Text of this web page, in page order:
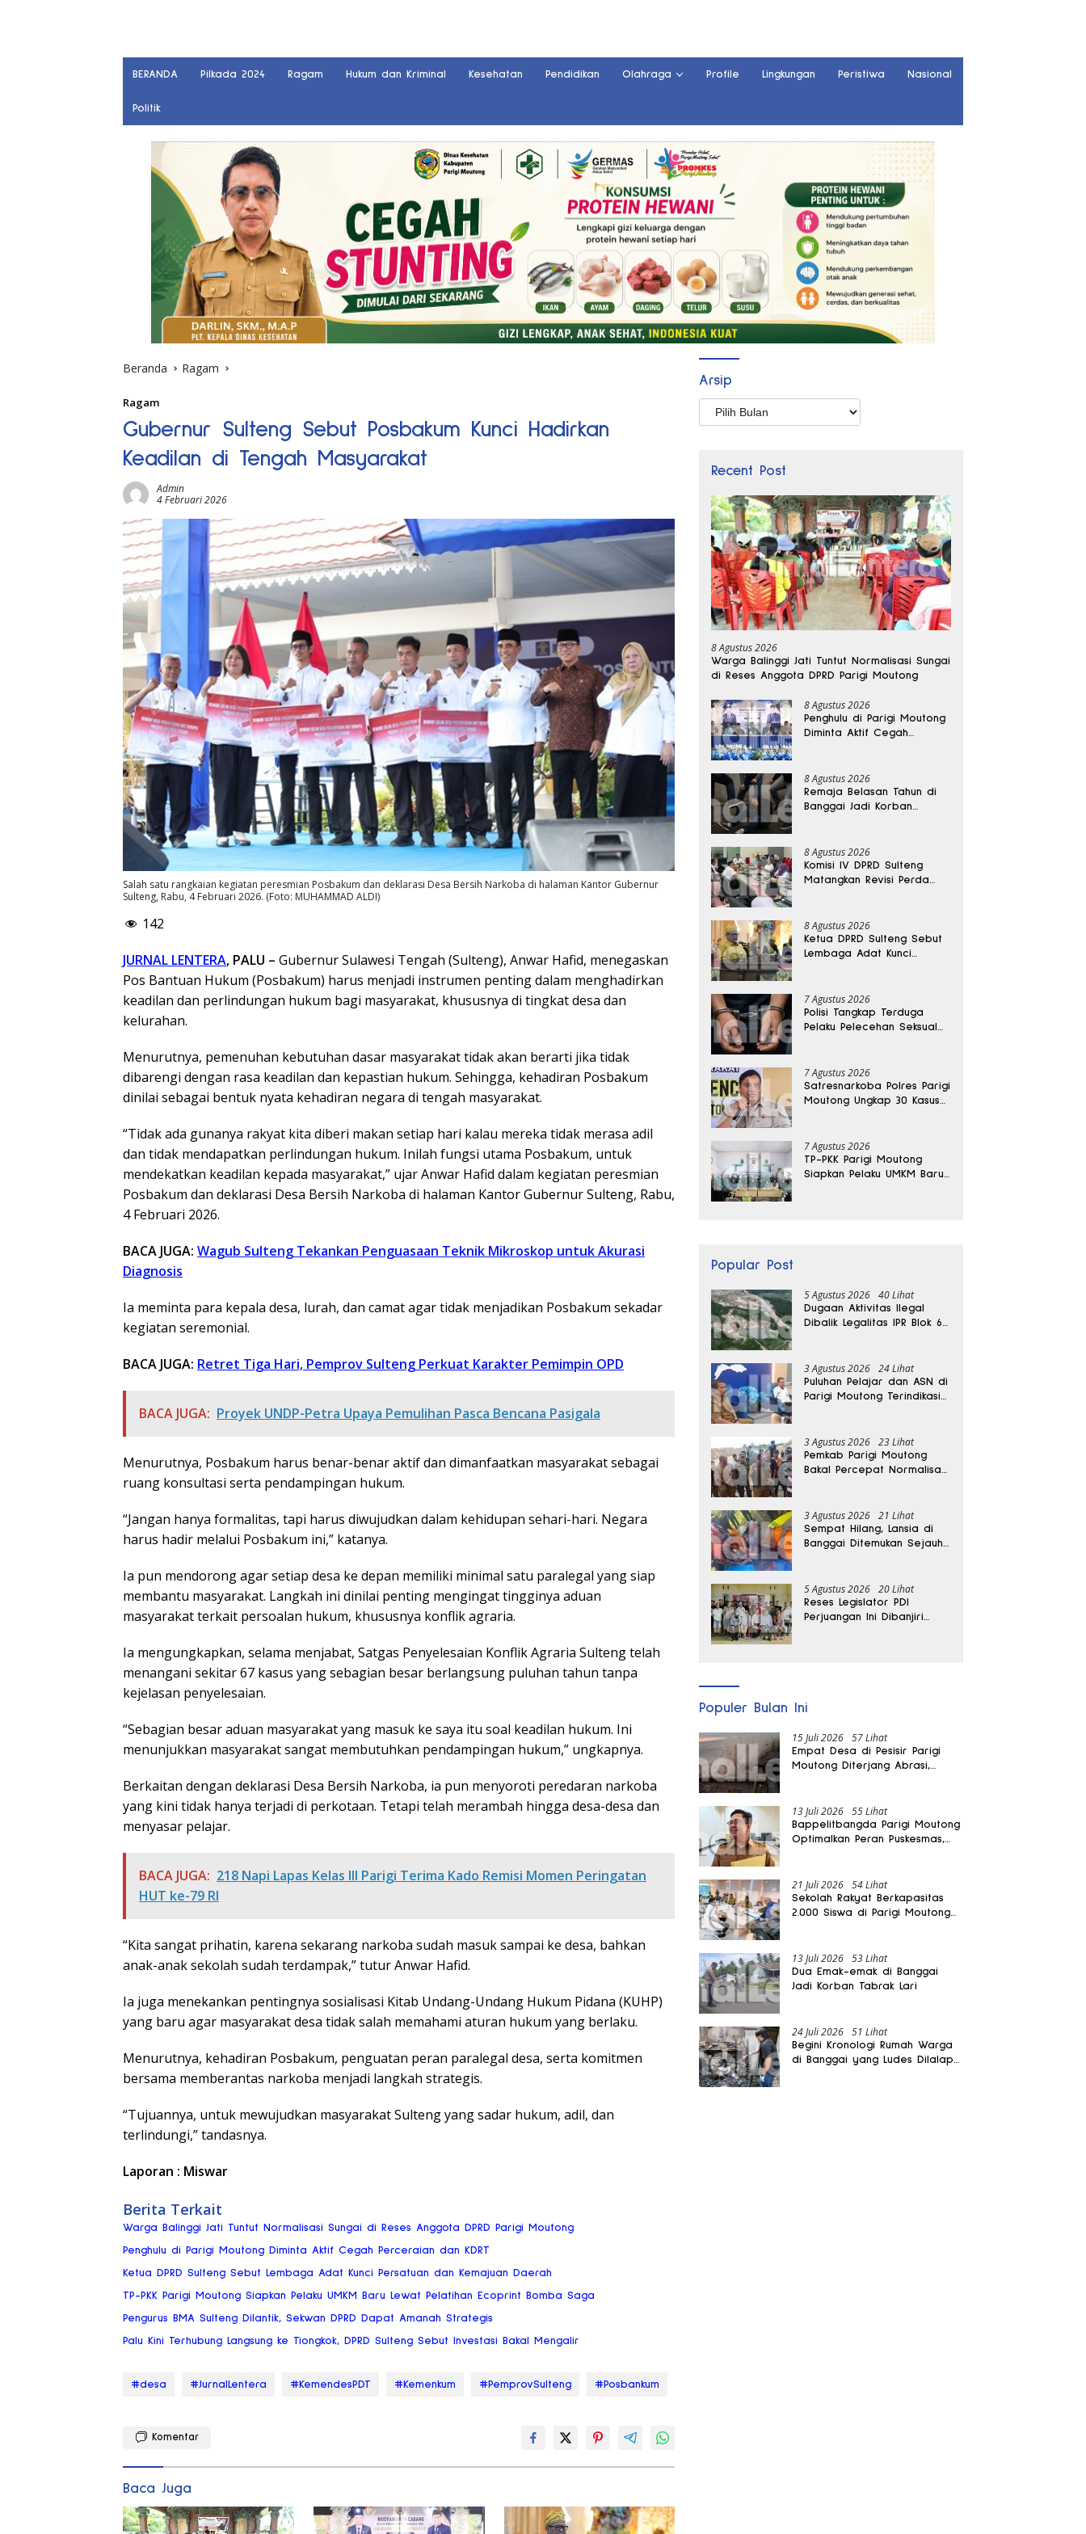
BERANDA Pilkada 2024 Ragam Hukum dan Kriminal Kesehatan Pendidikan Olahraga Profile Lingkungan Peristiwa Nasional
Politik
Beranda Ragam
Ragam
Gubernur Sulteng Sebut Posbakum Kunci Hadirkan
Keadilan di Tengah Masyarakat
Admin
4 Februari 2026
Salah satu rangkaian kegiatan peresmian Posbakum dan deklarasi Desa Bersih Narkoba di halaman Kantor Gubernur
Sulteng, Rabu, 4 Februari 2026. (Foto: MUHAMMAD ALDI)
142
JURNAL LENTERA, PALU – Gubernur Sulawesi Tengah (Sulteng), Anwar Hafid, menegaskan
Pos Bantuan Hukum (Posbakum) harus menjadi instrumen penting dalam menghadirkan
keadilan dan perlindungan hukum bagi masyarakat, khususnya di tingkat desa dan
kelurahan.
Menurutnya, pemenuhan kebutuhan dasar masyarakat tidak akan berarti jika tidak
dibarengi dengan rasa keadilan dan kepastian hukum. Sehingga, kehadiran Posbakum
dinilai sebagai bentuk nyata kehadiran negara di tengah masyarakat.
“Tidak ada gunanya rakyat kita diberi makan setiap hari kalau mereka tidak merasa adil
dan tidak mendapatkan perlindungan hukum. Inilah fungsi utama Posbakum, untuk
mendekatkan keadilan kepada masyarakat,” ujar Anwar Hafid dalam kegiatan peresmian
Posbakum dan deklarasi Desa Bersih Narkoba di halaman Kantor Gubernur Sulteng, Rabu,
4 Februari 2026.
BACA JUGA: Wagub Sulteng Tekankan Penguasaan Teknik Mikroskop untuk Akurasi
Diagnosis
Ia meminta para kepala desa, lurah, dan camat agar tidak menjadikan Posbakum sekadar
kegiatan seremonial.
BACA JUGA: Retret Tiga Hari, Pemprov Sulteng Perkuat Karakter Pemimpin OPD
BACA JUGA: Proyek UNDP-Petra Upaya Pemulihan Pasca Bencana Pasigala
Menurutnya, Posbakum harus benar-benar aktif dan dimanfaatkan masyarakat sebagai
ruang konsultasi serta pendampingan hukum.
“Jangan hanya formalitas, tapi harus diwujudkan dalam kehidupan sehari-hari. Negara
harus hadir melalui Posbakum ini,” katanya.
Ia pun mendorong agar setiap desa ke depan memiliki minimal satu paralegal yang siap
membantu masyarakat. Langkah ini dinilai penting mengingat tingginya aduan
masyarakat terkait persoalan hukum, khususnya konflik agraria.
Ia mengungkapkan, selama menjabat, Satgas Penyelesaian Konflik Agraria Sulteng telah
menangani sekitar 67 kasus yang sebagian besar berlangsung puluhan tahun tanpa
kejelasan penyelesaian.
“Sebagian besar aduan masyarakat yang masuk ke saya itu soal keadilan hukum. Ini
menunjukkan masyarakat sangat membutuhkan pendampingan hukum,” ungkapnya.
Berkaitan dengan deklarasi Desa Bersih Narkoba, ia pun menyoroti peredaran narkoba
yang kini tidak hanya terjadi di perkotaan. Tetapi telah merambah hingga desa-desa dan
menyasar pelajar.
BACA JUGA: 218 Napi Lapas Kelas III Parigi Terima Kado Remisi Momen Peringatan
HUT ke-79 RI
“Kita sangat prihatin, karena sekarang narkoba sudah masuk sampai ke desa, bahkan
anak-anak sekolah sudah terdampak,” tutur Anwar Hafid.
Ia juga menekankan pentingnya sosialisasi Kitab Undang-Undang Hukum Pidana (KUHP)
yang baru agar masyarakat desa tidak salah memahami aturan hukum yang berlaku.
Menurutnya, kehadiran Posbakum, penguatan peran paralegal desa, serta komitmen
bersama memberantas narkoba menjadi langkah strategis.
“Tujuannya, untuk mewujudkan masyarakat Sulteng yang sadar hukum, adil, dan
terlindungi,” tandasnya.
Laporan : Miswar
Berita Terkait
Warga Balinggi Jati Tuntut Normalisasi Sungai di Reses Anggota DPRD Parigi Moutong
Penghulu di Parigi Moutong Diminta Aktif Cegah Perceraian dan KDRT
Ketua DPRD Sulteng Sebut Lembaga Adat Kunci Persatuan dan Kemajuan Daerah
TP-PKK Parigi Moutong Siapkan Pelaku UMKM Baru Lewat Pelatihan Ecoprint Bomba Saga
Pengurus BMA Sulteng Dilantik, Sekwan DPRD Dapat Amanah Strategis
Palu Kini Terhubung Langsung ke Tiongkok, DPRD Sulteng Sebut Investasi Bakal Mengalir
#desa #JurnalLentera #KemendesPDT #Kemenkum #PemprovSulteng #Posbankum
Komentar
Baca Juga
Arsip
Arsip
Recent Post
8 Agustus 2026
Warga Balinggi Jati Tuntut Normalisasi Sungai
di Reses Anggota DPRD Parigi Moutong
8 Agustus 2026
Penghulu di Parigi Moutong
Diminta Aktif Cegah
8 Agustus 2026
Remaja Belasan Tahun di
Banggai Jadi Korban
8 Agustus 2026
Komisi IV DPRD Sulteng
Matangkan Revisi Perda
8 Agustus 2026
Ketua DPRD Sulteng Sebut
Lembaga Adat Kunci
7 Agustus 2026
Polisi Tangkap Terduga
Pelaku Pelecehan Seksual
7 Agustus 2026
Satresnarkoba Polres Parigi
Moutong Ungkap 30 Kasus
7 Agustus 2026
TP-PKK Parigi Moutong
Siapkan Pelaku UMKM Baru
Popular Post
5 Agustus 2026 40 Lihat
Dugaan Aktivitas Ilegal
Dibalik Legalitas IPR Blok 6
3 Agustus 2026 24 Lihat
Puluhan Pelajar dan ASN di
Parigi Moutong Terindikasi
3 Agustus 2026 23 Lihat
Pemkab Parigi Moutong
Bakal Percepat Normalisasi
Panas
3 Agustus 2026 21 Lihat
Sempat Hilang, Lansia di
Banggai Ditemukan Sejauh
5 Agustus 2026 20 Lihat
Reses Legislator PDI
Perjuangan Ini Dibanjiri
Populer Bulan Ini
15 Juli 2026 57 Lihat
Empat Desa di Pesisir Parigi
Moutong Diterjang Abrasi,
13 Juli 2026 55 Lihat
Bappelitbangda Parigi Moutong
Optimalkan Peran Puskesmas,
21 Juli 2026 54 Lihat
Sekolah Rakyat Berkapasitas
2.000 Siswa di Parigi Moutong
13 Juli 2026 53 Lihat
Dua Emak-emak di Banggai
Jadi Korban Tabrak Lari
24 Juli 2026 51 Lihat
Begini Kronologi Rumah Warga
di Banggai yang Ludes Dilalap